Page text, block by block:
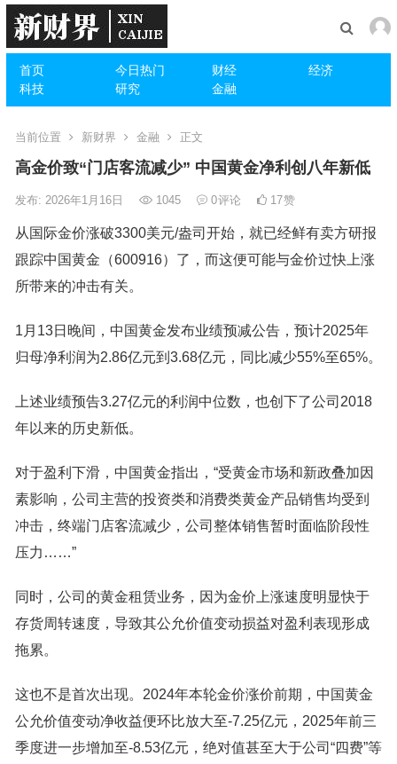
首页 今日热门 财经
经济
科技
研究 金融
当前位置 新财界 金融 正文
高金价致“门店客流减少” 中国黄金净利创八年新低
发布: 2026年1月16日 1045 0评论 17赞
从国际金价涨破3300美元/盎司开始，就已经鲜有卖方研报
跟踪中国黄金（600916）了，而这便可能与金价过快上涨
所带来的冲击有关。
1月13日晚间，中国黄金发布业绩预减公告，预计2025年
归母净利润为2.86亿元到3.68亿元，同比减少55%至65%。
上述业绩预告3.27亿元的利润中位数，也创下了公司2018
年以来的历史新低。
对于盈利下滑，中国黄金指出，“受黄金市场和新政叠加因
素影响，公司主营的投资类和消费类黄金产品销售均受到
冲击，终端门店客流减少，公司整体销售暂时面临阶段性
压力……”
同时，公司的黄金租赁业务，因为金价上涨速度明显快于
存货周转速度，导致其公允价值变动损益对盈利表现形成
拖累。
这也不是首次出现。2024年本轮金价涨价前期，中国黄金
公允价值变动净收益便环比放大至-7.25亿元，2025年前三
季度进一步增加至-8.53亿元，绝对值甚至大于公司“四费”等